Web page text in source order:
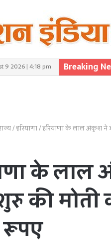
9 2026 | 4:18 pm Breaking
/हरियाणा/हरियाणा के लाल अंकुश ने
के लाल
की मोती